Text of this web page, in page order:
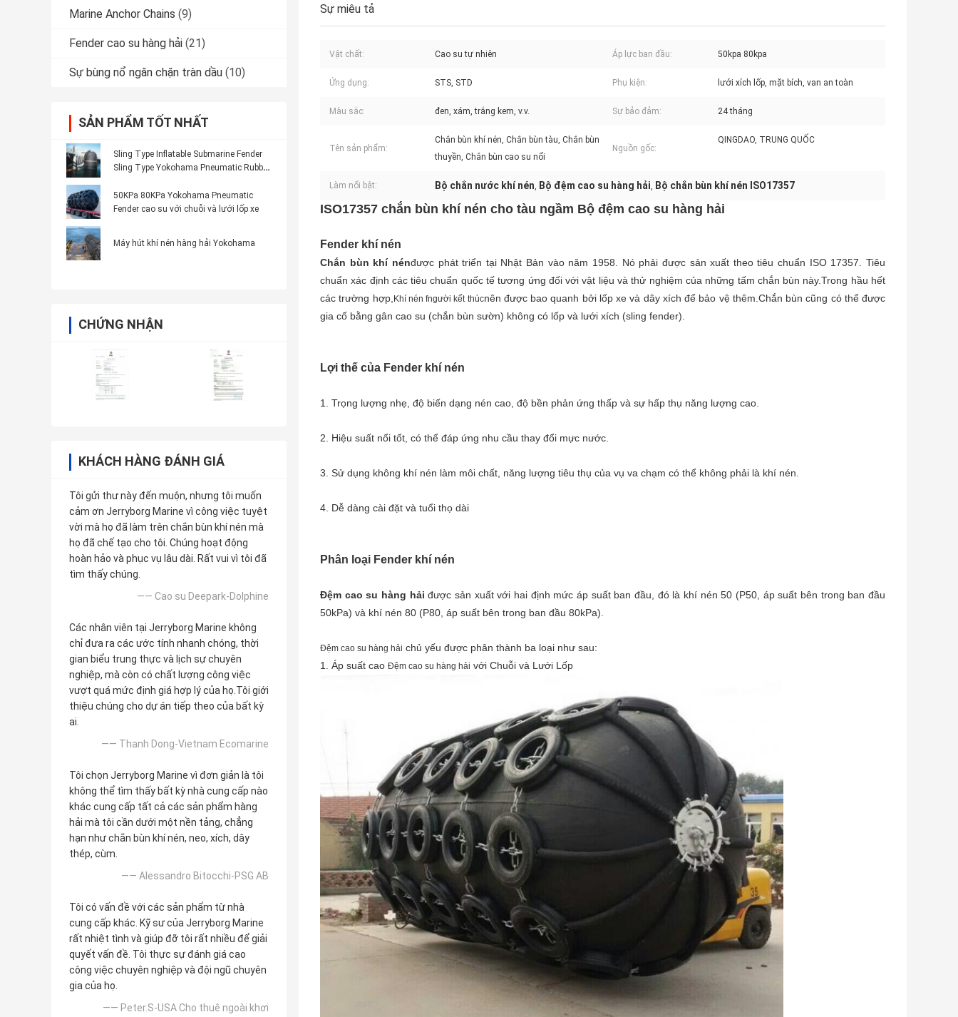
Marine Anchor Chains (9)
Fender cao su hàng hải (21)
Sự bùng nổ ngăn chặn tràn dầu (10)
SẢN PHẨM TỐT NHẤT
Sling Type Inflatable Submarine Fender
Sling Type Yokohama Pneumatic Rubber
ngầm)
50KPa 80KPa Yokohama Pneumatic
Fender cao su với chuỗi và lưới lốp xe
Máy hút khí nén hàng hải Yokohama
CHỨNG NHẬN
KHÁCH HÀNG ĐÁNH GIÁ
Tôi gửi thư này đến muộn, nhưng tôi muốn
cảm ơn Jerryborg Marine vì công việc tuyệt
vời mà họ đã làm trên chắn bùn khí nén mà
họ đã chế tạo cho tôi. Chúng hoạt động
hoàn hảo và phục vụ lâu dài. Rất vui vì tôi đã
tìm thấy chúng.
—— Cao su Deepark-Dolphine
Các nhân viên tại Jerryborg Marine không
chỉ đưa ra các ước tính nhanh chóng, thời
gian biểu trung thực và lịch sự chuyên
nghiệp, mà còn có chất lượng công việc
vượt quá mức định giá hợp lý của họ.Tôi giới
thiệu chúng cho dự án tiếp theo của bất kỳ
ai.
—— Thanh Dong-Vietnam Ecomarine
Tôi chọn Jerryborg Marine vì đơn giản là tôi
không thể tìm thấy bất kỳ nhà cung cấp nào
khác cung cấp tất cả các sản phẩm hàng
hải mà tôi cần dưới một nền tảng, chẳng
hạn như chắn bùn khí nén, neo, xích, dây
thép, cùm.
—— Alessandro Bitocchi-PSG AB
Tôi có vấn đề với các sản phẩm từ nhà
cung cấp khác. Kỹ sư của Jerryborg Marine
rất nhiệt tình và giúp đỡ tôi rất nhiều để giải
quyết vấn đề. Tôi thực sự đánh giá cao
công việc chuyên nghiệp và đội ngũ chuyên
gia của họ.
—— Peter.S-USA Cho thuê ngoài khơi
Sự miêu tả
Vật chất: Cao su tự nhiên Áp lực ban đầu: 50kpa 80kpa
Ứng dụng: STS, STD Phụ kiện: lưới xích lốp, mặt bích, van an toàn
Màu sắc: đen, xám, trắng kem, v.v. Sự bảo đảm: 24 tháng
Tên sản phẩm:
Chắn bùn khí nén, Chắn bùn tàu, Chắn bùn
thuyền, Chắn bùn cao su nổi
Nguồn gốc:
QINGDAO, TRUNG QUỐC
Làm nổi bật: Bộ chắn nước khí nén, Bộ đệm cao su hàng hải, Bộ chắn bùn khí nén ISO17357
ISO17357 chắn bùn khí nén cho tàu ngầm Bộ đệm cao su hàng hải
Fender khí nén
Chắn bùn khí nénđược phát triển tại Nhật Bản vào năm 1958. Nó phải được sản xuất theo tiêu chuẩn ISO 17357. Tiêu
chuẩn xác định các tiêu chuẩn quốc tế tương ứng đối với vật liệu và thử nghiệm của những tấm chắn bùn này.Trong hầu hết
các trường hợp, Khí nén fngười kết thúcnên được bao quanh bởi lốp xe và dây xích để bảo vệ thêm.Chắn bùn cũng có thể được
gia cố bằng gân cao su (chắn bùn sườn) không có lốp và lưới xích (sling fender).
Lợi thế của Fender khí nén
1. Trọng lượng nhẹ, độ biến dạng nén cao, độ bền phản ứng thấp và sự hấp thụ năng lượng cao.
2. Hiệu suất nổi tốt, có thể đáp ứng nhu cầu thay đổi mực nước.
3. Sử dụng không khí nén làm môi chất, năng lượng tiêu thụ của vụ va chạm có thể không phải là khí nén.
4. Dễ dàng cài đặt và tuổi thọ dài
Phân loại Fender khí nén
Đệm cao su hàng hải được sản xuất với hai định mức áp suất ban đầu, đó là khí nén 50 (P50, áp suất bên trong ban đầu
50kPa) và khí nén 80 (P80, áp suất bên trong ban đầu 80kPa).
Đệm cao su hàng hải chủ yếu được phân thành ba loại như sau:
1. Áp suất cao Đệm cao su hàng hải với Chuỗi và Lưới Lốp